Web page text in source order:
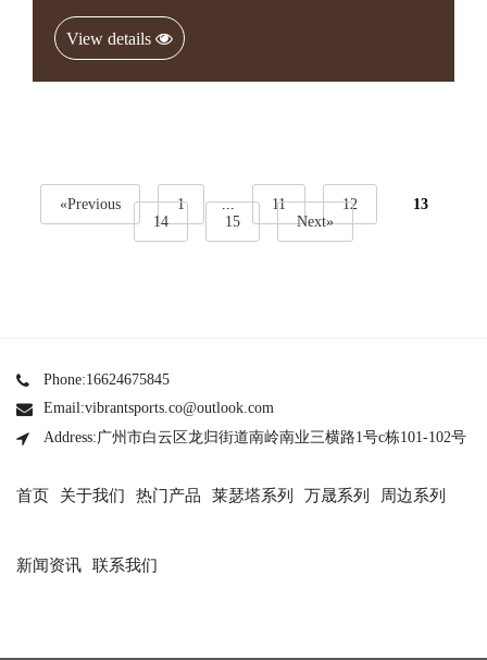
View details
«Previous 1 ... 11 12
13
14
15 Next»
Phone:16624675845
Email:vibrantsports.co@outlook.com
Address:广州市白云区龙归街道南岭南业三横路1号c栋101-102号
首页 关于我们 热门产品 莱瑟塔系列 万晟系列 周边系列
新闻资讯 联系我们